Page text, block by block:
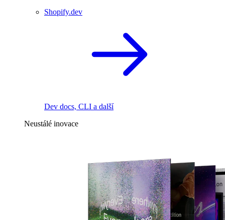
Shopify.dev
Dev docs, CLI a další
Neustálé inovace